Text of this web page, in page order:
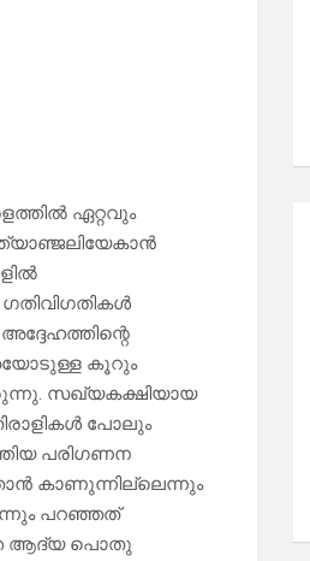
ഏറ്റവും
കൂറും
സഖ്യകക്ഷിയായ
പോലും
പരിഗണന
കാണുന്നില്ലെന്നും
പറഞ്ഞത്
ആദ്യ പൊതു